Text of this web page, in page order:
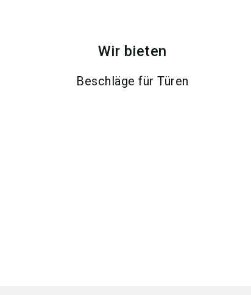
Wir bieten
Beschläge für Türen